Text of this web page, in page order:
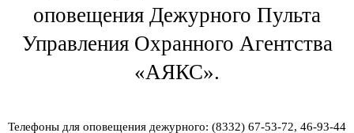
оповещения Дежурного Пульта
Управления Охранного Агентства
«АЯКС».
Телефоны для оповещения дежурного: (8332) 67-53-72, 46-93-44